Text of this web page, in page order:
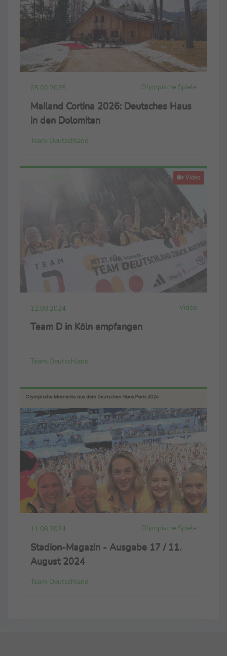
05.02.2025 Olympische Spiele
Mailand Cortina 2026: Deutsches Haus
in den Dolomiten
Team Deutschland
Video
12.08.2024 Video
Team D in Köln empfangen
Team Deutschland
11.08.2024 Olympische Spiele
Stadion-Magazin - Ausgabe 17 / 11.
August 2024
Team Deutschland